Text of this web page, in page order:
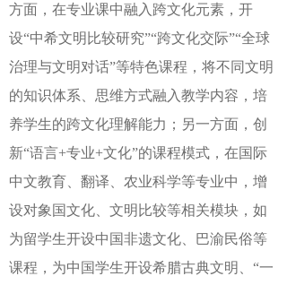
方面，在专业课中融入跨文化元素，开
设“中希文明比较研究”“跨文化交际”“全球
治理与文明对话”等特色课程，将不同文明
的知识体系、思维方式融入教学内容，培
养学生的跨文化理解能力；另一方面，创
新“语言+专业+文化”的课程模式，在国际
中文教育、翻译、农业科学等专业中，增
设对象国文化、文明比较等相关模块，如
为留学生开设中国非遗文化、巴渝民俗等
课程，为中国学生开设希腊古典文明、“一